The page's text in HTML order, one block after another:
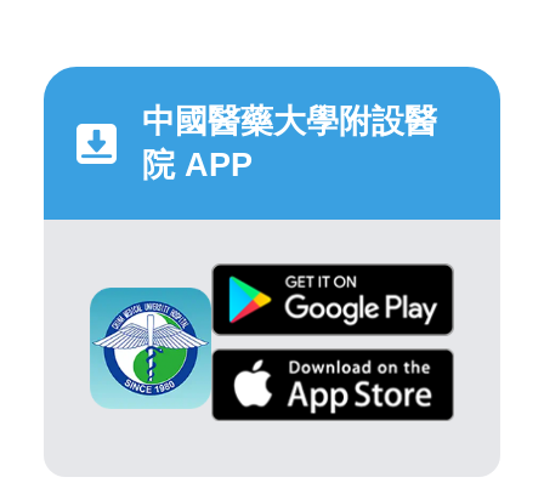
中國醫藥大學附設醫
院 APP